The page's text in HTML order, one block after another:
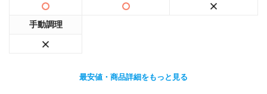
手動調理
最安値・商品詳細をもっと見る